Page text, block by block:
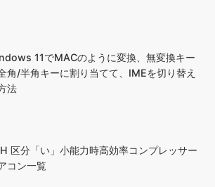
11でMACのように変換、無変換キー
角/半角キーに割り当てて、IMEを切り替え
法
区分「い」小能力時高効率コンプレッサー
コン一覧